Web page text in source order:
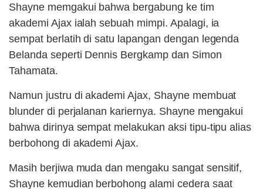
Shayne memgakui bahwa bergabung ke tim
akademi Ajax ialah sebuah mimpi. Apalagi, ia
sempat berlatih di satu lapangan dengan legenda
Belanda seperti Dennis Bergkamp dan Simon
Tahamata.
Namun justru di akademi Ajax, Shayne membuat
blunder di perjalanan kariernya. Shayne mengakui
bahwa dirinya sempat melakukan aksi tipu-tipu alias
berbohong di akademi Ajax.
Masih berjiwa muda dan mengaku sangat sensitif,
Shayne kemudian berbohong alami cedera saat